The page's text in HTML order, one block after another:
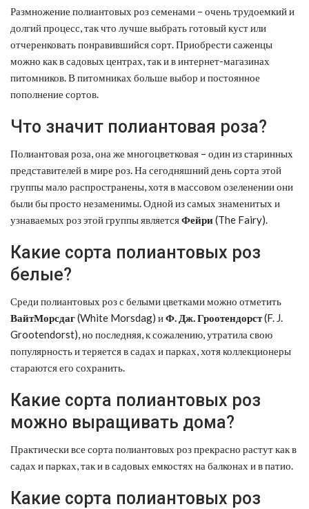
Размножение полиантовых роз семенами – очень трудоемкий и
долгий процесс, так что лучше выбрать готовый куст или
отчеренковать понравившийся сорт. Приобрести саженцы
можно как в садовых центрах, так и в интернет-магазинах
питомников. В питомниках больше выбор и постоянное
пополнение сортов.
Что значит полиантовая роза?
Полиантовая роза, она же многоцветковая – один из старинных
представителей в мире роз. На сегодняшний день сорта этой
группы мало распространены, хотя в массовом озеленении они
были бы просто незаменимы. Одной из самых знаменитых и
узнаваемых роз этой группы являетсяФейри(The Fairy).
Какие сорта полиантовых роз
белые?
Среди полиантовых роз с белыми цветками можно отметить
ВайтМорсдаг(White Morsdag) иФ. Дж. Гроотендорст(F. J.
Grootendorst), но последняя, к сожалению, утратила свою
популярность и теряется в садах и парках, хотя коллекционеры
стараются его сохранить.
Какие сорта полиантовых роз
можно выращивать дома?
Практически все сорта полиантовых роз прекрасно растут как в
садах и парках, так и в садовых емкостях на балконах и в патио.
Какие сорта полиантовых роз